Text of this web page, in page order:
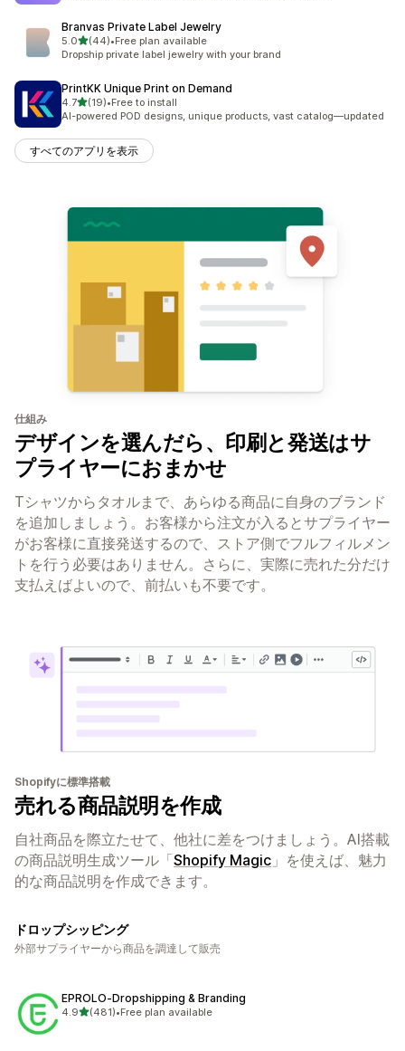
Branvas Private Label Jewelry
5.05つ星中
(44)
合計レビュー数：44件
•Free plan available
Dropship private label jewelry with your brand
PrintKK Unique Print on Demand
4.75つ星中
(19)
合計レビュー数：19件
•Free to install
AI-powered POD designs, unique products, vast catalog—updated
すべてのアプリを表示
仕組み
デザインを選んだら、印刷と発送はサ
プライヤーにおまかせ
Tシャツからタオルまで、あらゆる商品に自身のブランド
を追加しましょう。お客様から注文が入るとサプライヤー
がお客様に直接発送するので、ストア側でフルフィルメン
トを行う必要はありません。さらに、実際に売れた分だけ
支払えばよいので、前払いも不要です。
Shopifyに標準搭載
売れる商品説明を作成
自社商品を際立たせて、他社に差をつけましょう。AI搭載
の商品説明生成ツール「Shopify Magic 」を使えば、魅力
的な商品説明を作成できます。
ドロップシッピング
外部サプライヤーから商品を調達して販売
EPROLO‑Dropshipping & Branding
4.95つ星中
(481)
合計レビュー数：481件
•Free plan available